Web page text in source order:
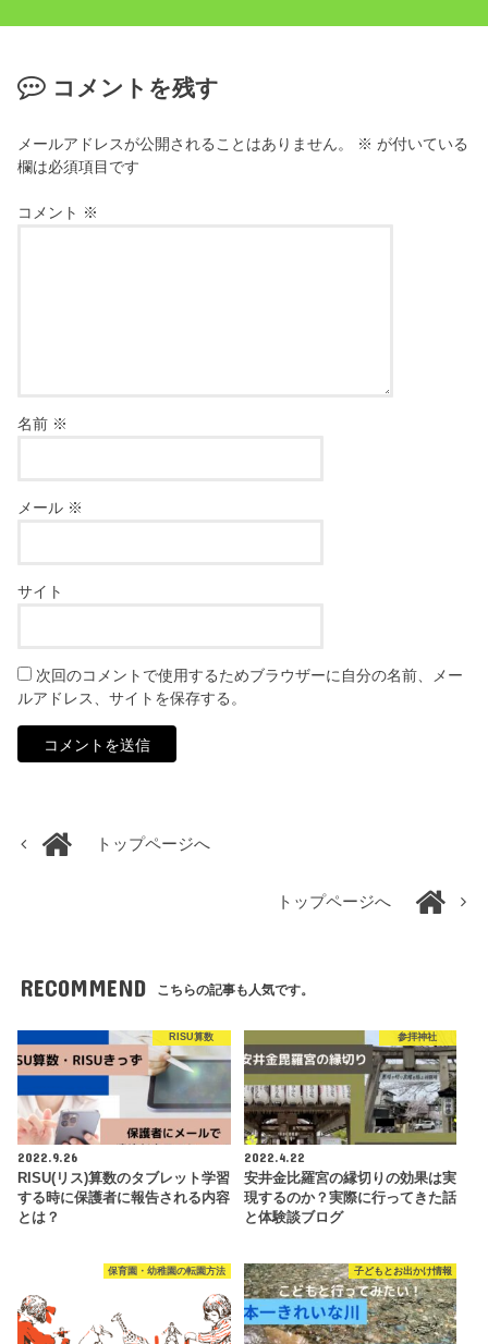
コメントを残す
メールアドレスが公開されることはありません。 ※ が付いている
欄は必須項目です
コメント ※
名前 ※
メール ※
サイト
次回のコメントで使用するためブラウザーに自分の名前、メー
ルアドレス、サイトを保存する。
トップページへ
トップページへ
RECOMMEND こちらの記事も人気です。
RISU算数
2022.9.26
RISU(リス)算数のタブレット学習
する時に保護者に報告される内容
とは？
参拝神社
2022.4.22
安井金比羅宮の縁切りの効果は実
現するのか？実際に行ってきた話
と体験談ブログ
保育園・幼稚園の転園方法 子どもとお出かけ情報